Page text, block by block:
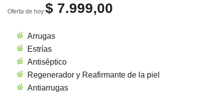
Oferta de hoy:$ 7.999,00
Arrugas
Estrías
Antiséptico
Regenerador y Reafirmante de la piel
Antiarrugas